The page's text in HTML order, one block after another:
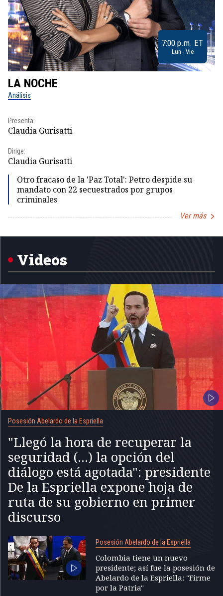
7:00 p.m. ET
Lun - Vie
LA NOCHE
Análisis
Presenta:
Claudia Gurisatti
Dirige:
Claudia Gurisatti
Otro fracaso de la 'Paz Total': Petro despide su
mandato con 22 secuestrados por grupos
criminales
Ver más
1
Videos
Posesión Abelardo de la Espriella
"Llegó la hora de recuperar la
seguridad (...) la opción del
diálogo está agotada": presidente
De la Espriella expone hoja de
ruta de su gobierno en primer
discurso
Posesión Abelardo de la Espriella
Colombia tiene un nuevo
presidente; así fue la posesión de
Abelardo de la Espriella: "Firme
por la Patria"